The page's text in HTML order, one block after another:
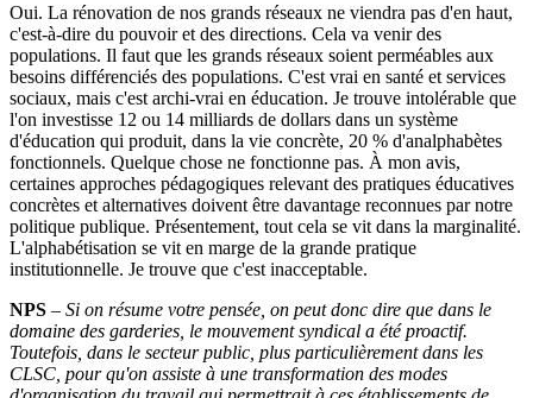
Oui. La rénovation de nos grands réseaux ne viendra pas d'en haut,
c'est-à-dire du pouvoir et des directions. Cela va venir des
populations. Il faut que les grands réseaux soient perméables aux
besoins différenciés des populations. C'est vrai en santé et services
sociaux, mais c'est archi-vrai en éducation. Je trouve intolérable que
l'on investisse 12 ou 14 milliards de dollars dans un système
d'éducation qui produit, dans la vie concrète, 20 % d'analphabètes
fonctionnels. Quelque chose ne fonctionne pas. À mon avis,
certaines approches pédagogiques relevant des pratiques éducatives
concrètes et alternatives doivent être davantage reconnues par notre
politique publique. Présentement, tout cela se vit dans la marginalité.
L'alphabétisation se vit en marge de la grande pratique
institutionnelle. Je trouve que c'est inacceptable.
NPS – Si on résume votre pensée, on peut donc dire que dans le
domaine des garderies, le mouvement syndical a été proactif.
Toutefois, dans le secteur public, plus particulièrement dans les
CLSC, pour qu'on assiste à une transformation des modes